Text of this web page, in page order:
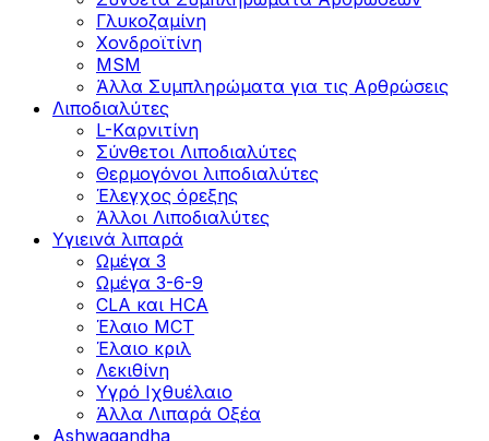
Γλυκοζαμίνη
Χονδροϊτίνη
MSM
Άλλα Συμπληρώματα για τις Αρθρώσεις
Λιποδιαλύτες
L-Kαρνιτίνη
Σύνθετοι Λιποδιαλύτες
Θερμογόνοι λιποδιαλύτες
Έλεγχος όρεξης
Άλλοι Λιποδιαλύτες
Υγιεινά λιπαρά
Ωμέγα 3
Ωμέγα 3-6-9
CLA και HCA
Έλαιο MCT
Έλαιο κριλ
Λεκιθίνη
Υγρό Ιχθυέλαιο
Άλλα Λιπαρά Οξέα
Ashwagandha